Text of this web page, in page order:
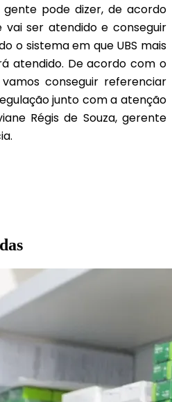
pode dizer, de acordo
ser atendido e conseguir
o sistema em que UBS mais
atendido. De acordo com o
conseguir referenciar
junto com a atenção
Régis de Souza, gerente